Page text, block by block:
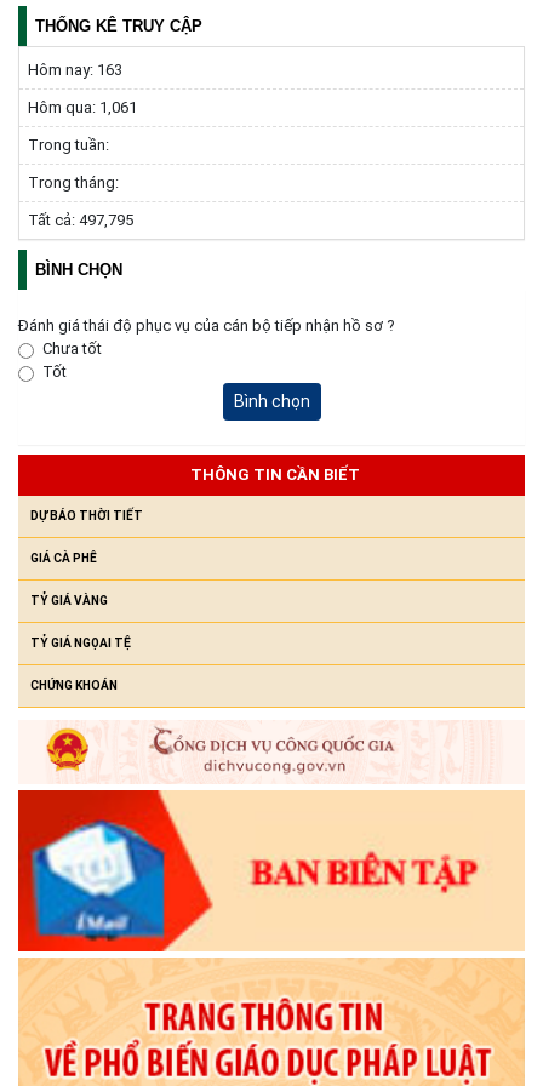
THỐNG KÊ TRUY CẬP
Hôm nay: 163
Hôm qua: 1,061
Trong tuần:
Trong tháng:
Tất cả: 497,795
BÌNH CHỌN
Đánh giá thái độ phục vụ của cán bộ tiếp nhận hồ sơ ?
Chưa tốt
Tốt
Bình chọn
THÔNG TIN CẦN BIẾT
DỰ BÁO THỜI TIẾT
GIÁ CÀ PHÊ
TỶ GIÁ VÀNG
TỶ GIÁ NGỌAI TỆ
CHỨNG KHOÁN
THÔNG BÁO: Về việc yêu cầu chấm dứt hoạt động sản xuất tại
tiểu khu 277 xã Ea Súp, tỉnh Đắk Lắk (lần 2)
(24/07/2026)
Niêm yết công khai Hồ sơ Đăng ký đất đai, cấp GCN QSD đất,
quyền sở hữu tài sản gắn liền với đất lần đầu của hộ ông Y
Chunh Hra
(23/07/2026)